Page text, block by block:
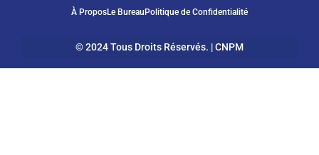
À ProposLe Bureau Politique de Confidentialité
© 2024 Tous Droits Réservés. | CNPM